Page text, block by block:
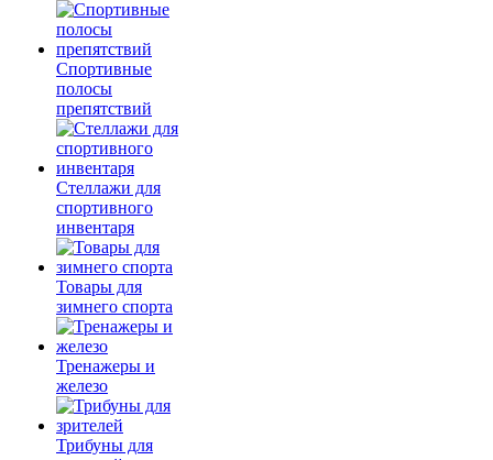
Спортивные
полосы
препятствий
Стеллажи для
спортивного
инвентаря
Товары для
зимнего спорта
Тренажеры и
железо
Трибуны для